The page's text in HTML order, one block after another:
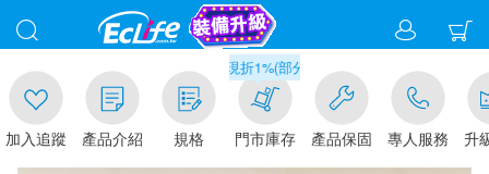
蹤 產品介紹 規格
滿千元門市取貨現折1%(部分商品不適用)-請點我看
門市庫存 產品保固 專人服務 升級金賺